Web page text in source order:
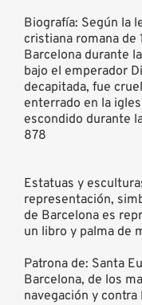
Biografía: Según la
cristiana romana de
Barcelona durante
bajo el emperador
decapitada, fue
enterrado en la
escondido durante
878
Estatuas y
representación,
de Barcelona es
un libro y palma de
Patrona de: Santa
Barcelona, de los
navegación y contra